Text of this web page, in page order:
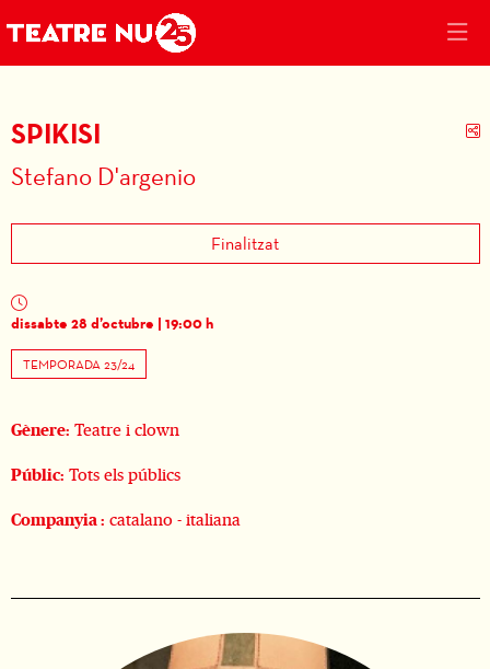
SPIKISI
Stefano D'argenio
Finalitzat
dissabte 28 d’octubre | 19:00 h
TEMPORADA 23/24
Gènere: Teatre i clown
Públic: Tots els públics
Companyia : catalano - italiana